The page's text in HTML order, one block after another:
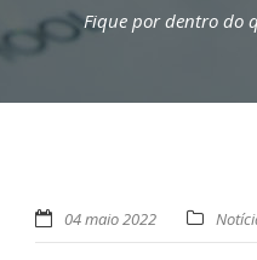
Fique por dentro do
04 maio 2022